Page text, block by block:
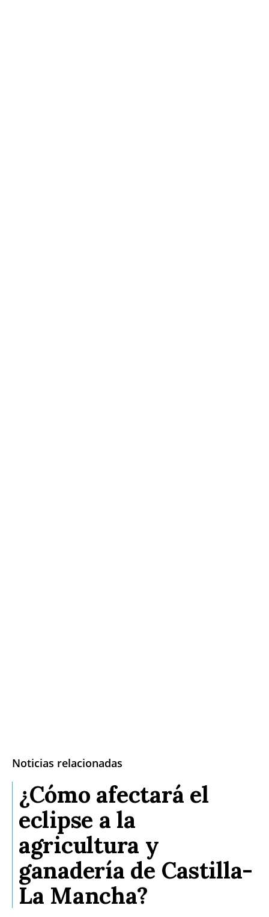
Noticias relacionadas
¿Cómo afectará el
eclipse a la
agricultura y
ganadería de Castilla-
La Mancha?